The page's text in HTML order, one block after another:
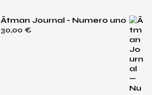
Ātman Journal - Numero uno
30,00 €